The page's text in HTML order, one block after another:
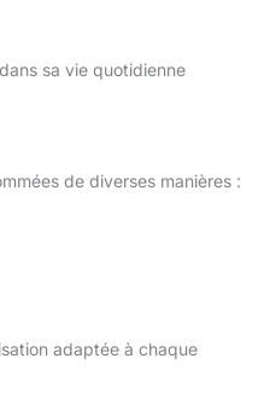
sa vie quotidienne
de diverses manières :
adaptée à chaque